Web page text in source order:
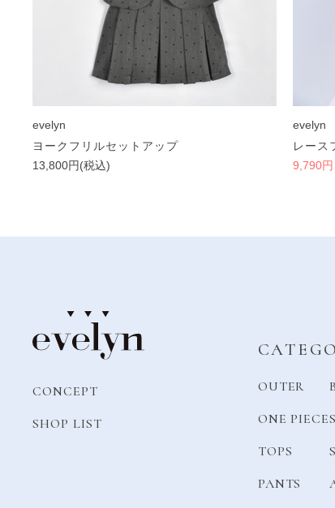
evelyn
ヨークフリルセットアップ
13,800円(税込)
evelyn
レース
9,790円
CONCEPT
SHOP LIST
OUTER
ONE PIECE
TOPS
PANTS